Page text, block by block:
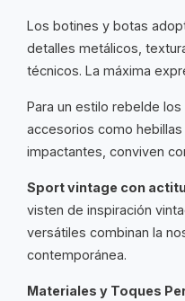
Los botines y botas
detalles metálicos,
técnicos. La máxima
Para un estilo rebelde los
accesorios como
impactantes, conviven
Sport vintage con
visten de inspiración
versátiles combinan la
contemporánea.
Materiales y Toques